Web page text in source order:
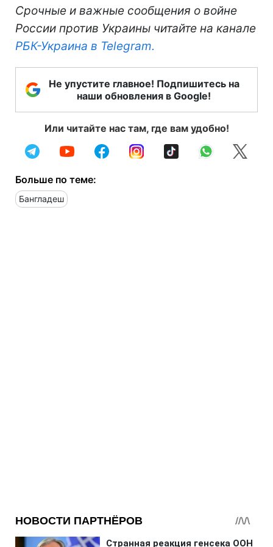
Срочные и важные сообщения о войне
России против Украины читайте на канале
РБК-Украина в Telegram.
Не упустите главное! Подпишитесь на
наши обновления в Google!
Или читайте нас там, где вам удобно!
Больше по теме:
Бангладеш